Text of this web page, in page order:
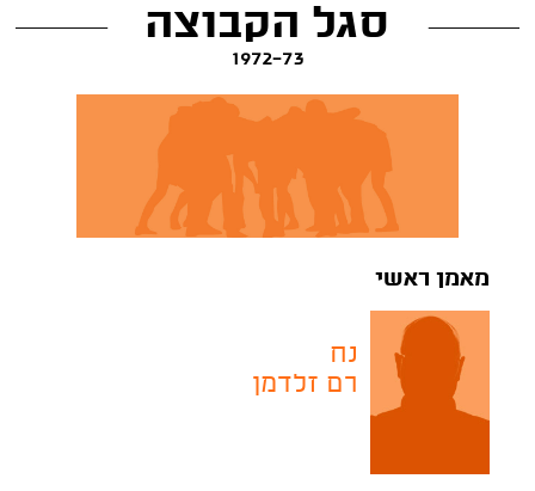
סגל הקבוצה
1972-73
מאמן ראשי
נח
רם זלדמן